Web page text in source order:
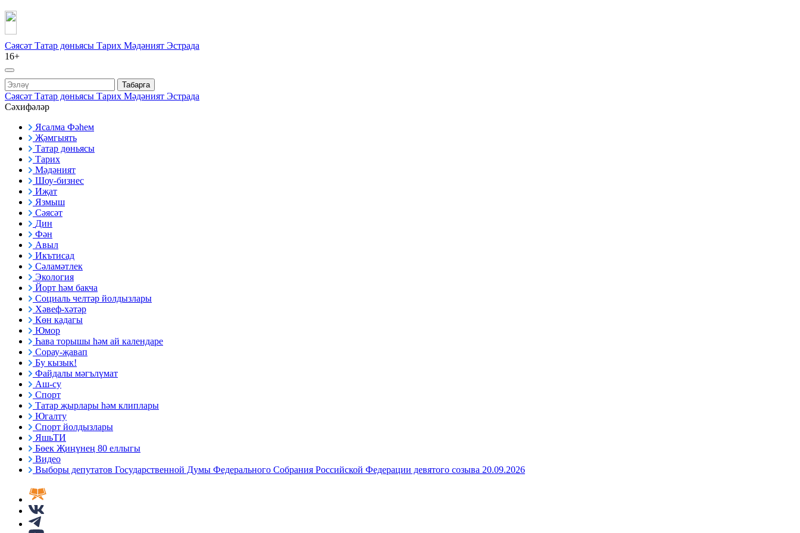
Сәясәт Татар дөньясы Тарих Мәдәният Эстрада
16+
Табарга
Сәясәт Татар дөньясы Тарих Мәдәният Эстрада
Сәхифәләр
Ясалма Фәһем
Җәмгыять
Татар дөньясы
Тарих
Мәдәният
Шоу-бизнес
Иҗат
Язмыш
Сәясәт
Дин
Фән
Авыл
Икътисад
Сәламәтлек
Экология
Йорт һәм бакча
Социаль челтәр йолдызлары
Хәвеф-хәтәр
Көн кадагы
Юмор
Һава торышы һәм ай календаре
Сорау-җавап
Бу кызык!
Файдалы мәгълүмат
Аш-су
Спорт
Татар җырлары һәм клиплары
Югалту
Спорт йолдызлары
ЯшьТИ
Бөек Җиңүнең 80 еллыгы
Видео
Выборы депутатов Государственной Думы Федерального Собрания Российской Федерации девятого созыва 20.09.2026